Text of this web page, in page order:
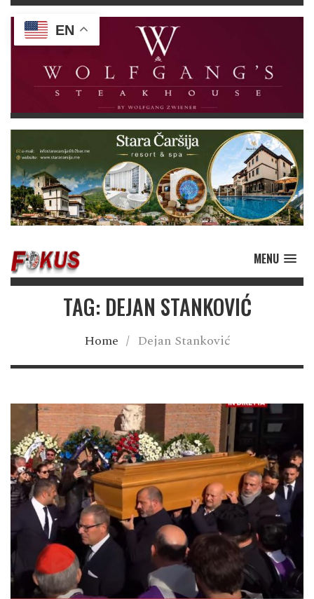
MENU
TAG: DEJAN STANKOVIĆ
Home / Dejan Stanković
EN